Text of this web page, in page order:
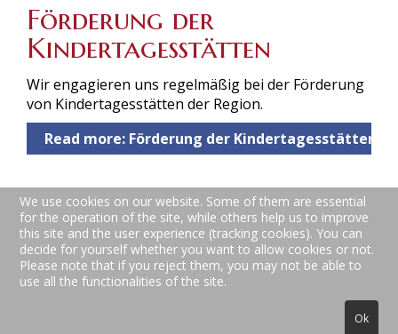
Förderung der
Kindertagesstätten
Wir engagieren uns regelmäßig bei der Förderung
von Kindertagesstätten der Region.
Read more: Förderung der Kindertagesstätten
Teppich- und Polsterreinigung | Spesbacher Straße
24b | 66877 Ramstein-Miesenbach | Telefon: +49
We use cookies on our website. Some of them are essential
for the operation of the site, while others help us to improve
this site and the user experience (tracking cookies). You can
decide for yourself whether you want to allow cookies or not.
Please note that if you reject them, you may not be able to
use all the functionalities of the site.
Ok